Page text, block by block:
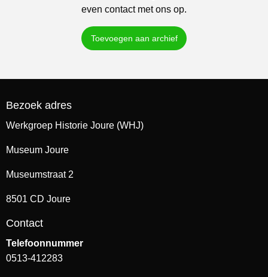
even contact met ons op.
Toevoegen aan archief
Bezoek adres
Werkgroep Historie Joure (WHJ)
Museum Joure
Museumstraat 2
8501 CD Joure
Contact
Telefoonnummer
0513-412283